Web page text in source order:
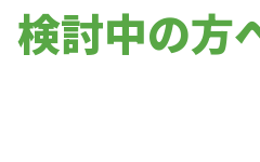
検討中の方